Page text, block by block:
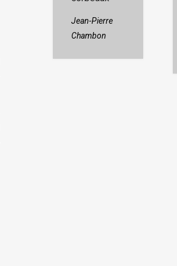
bibliothèque
Jean-Pierre
Chambon